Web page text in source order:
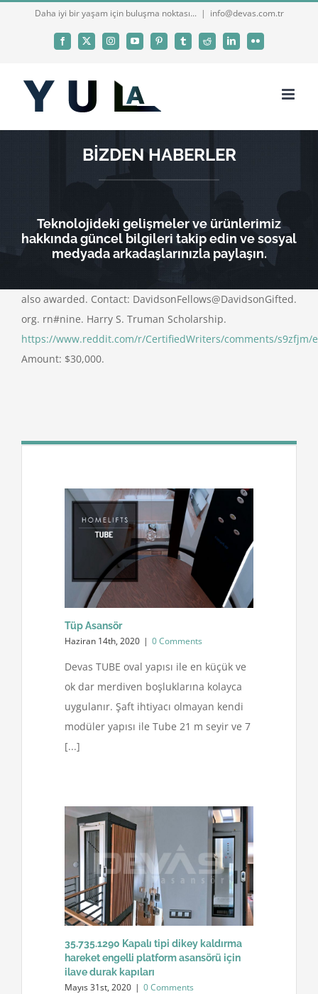
Daha iyi bir yaşam için buluşma noktası... | info@devas.com.tr
Facebook
X InstagramYouTubePinterestTumblrReddit LinkedInFlickr
BİZDEN HABERLER
Teknolojideki gelişmeler ve ürünlerimiz
hakkında güncel bilgileri takip edin ve sosyal
medyada arkadaşlarınızla paylaşın.
also awarded. Contact: DavidsonFellows@DavidsonGifted.
org. rn#nine. Harry S. Truman Scholarship.
https://www.reddit.com/r/CertifiedWriters/comments/s9zfjm/
Amount: $30,000.
Tüp Asansör
Haziran 14th, 2020 | 0 Comments
Devas TUBE oval yapısı ile en küçük ve
ok dar merdiven boşluklarına kolayca
uygulanır. Şaft ihtiyacı olmayan kendi
modüler yapısı ile Tube 21 m seyir ve 7
[...]
35.735.1290 Kapalı tipi dikey kaldırma
hareket engelli platform asansörü için
ilave durak kapıları
Mayıs 31st, 2020 | 0 Comments